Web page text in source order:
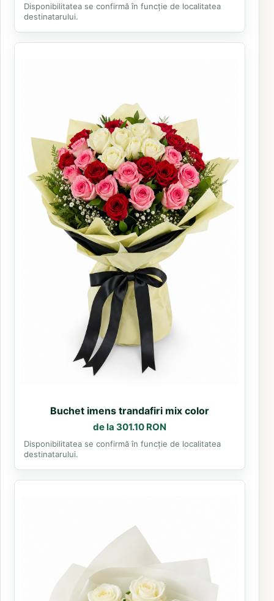
Disponibilitatea se confirmă în funcție de localitatea
destinatarului.
Buchet imens trandafiri mix color
de la 301.10 RON
Disponibilitatea se confirmă în funcție de localitatea
destinatarului.